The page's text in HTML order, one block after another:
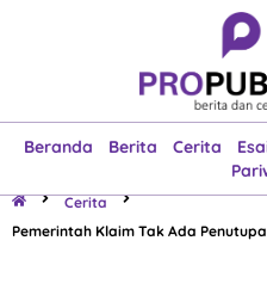
Beranda Berita Cerita
Cerita
Pemerintah Klaim Tak Ada